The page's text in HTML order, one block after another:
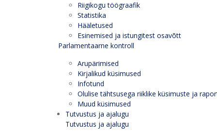
Riigikogu töögraafik
Statistika
Hääletused
Esinemised ja istungitest osavõtt
Parlamentaarne kontroll
Arupärimised
Kirjalikud küsimused
Infotund
Olulise tähtsusega riiklike küsimuste ja
Muud küsimused
Tutvustus ja ajalugu
Tutvustus ja ajalugu